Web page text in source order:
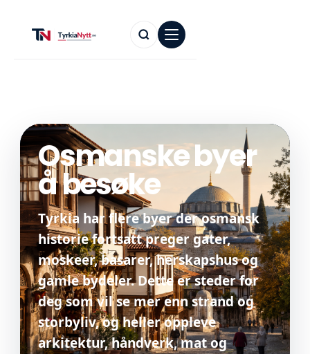
Osmanske byer
å besøke
Tyrkia har flere byer der osmansk
historie fortsatt preger gater,
moskeer, basarer, herskapshus og
gamle bydeler. Dette er steder for
deg som vil se mer enn strand og
storbyliv, og heller oppleve
arkitektur, håndverk, mat og